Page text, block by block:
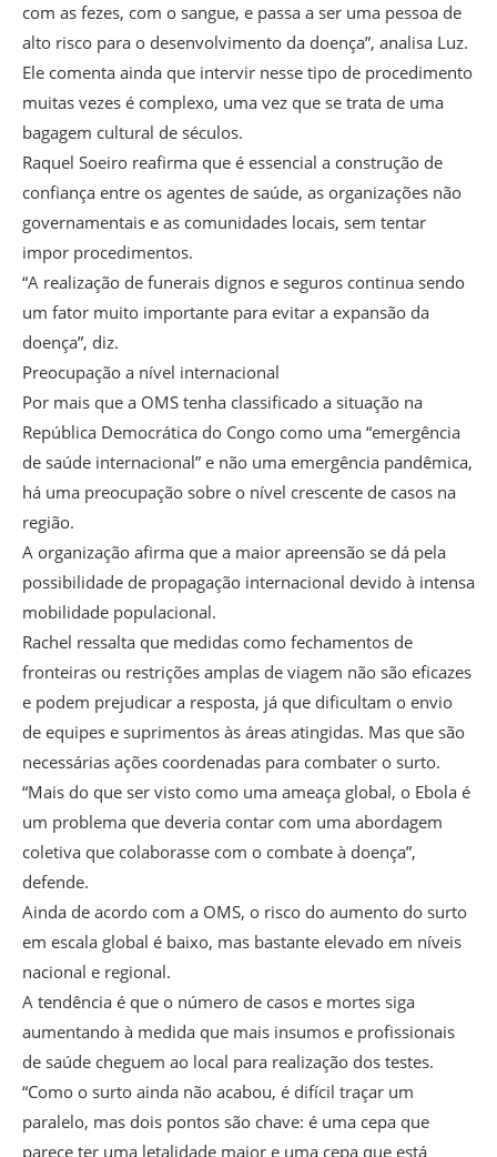
com as fezes, com o sangue, e passa a ser uma pessoa de
alto risco para o desenvolvimento da doença”, analisa Luz.
Ele comenta ainda que intervir nesse tipo de procedimento
muitas vezes é complexo, uma vez que se trata de uma
bagagem cultural de séculos.
Raquel Soeiro reafirma que é essencial a construção de
confiança entre os agentes de saúde, as organizações não
governamentais e as comunidades locais, sem tentar
impor procedimentos.
“A realização de funerais dignos e seguros continua sendo
um fator muito importante para evitar a expansão da
doença”, diz.
Preocupação a nível internacional
Por mais que a OMS tenha classificado a situação na
República Democrática do Congo como uma “emergência
de saúde internacional” e não uma emergência pandêmica,
há uma preocupação sobre o nível crescente de casos na
região.
A organização afirma que a maior apreensão se dá pela
possibilidade de propagação internacional devido à intensa
mobilidade populacional.
Rachel ressalta que medidas como fechamentos de
fronteiras ou restrições amplas de viagem não são eficazes
e podem prejudicar a resposta, já que dificultam o envio
de equipes e suprimentos às áreas atingidas. Mas que são
necessárias ações coordenadas para combater o surto.
“Mais do que ser visto como uma ameaça global, o Ebola é
um problema que deveria contar com uma abordagem
coletiva que colaborasse com o combate à doença”,
defende.
Ainda de acordo com a OMS, o risco do aumento do surto
em escala global é baixo, mas bastante elevado em níveis
nacional e regional.
A tendência é que o número de casos e mortes siga
aumentando à medida que mais insumos e profissionais
de saúde cheguem ao local para realização dos testes.
“Como o surto ainda não acabou, é difícil traçar um
paralelo, mas dois pontos são chave: é uma cepa que
parece ter uma letalidade maior e uma cepa que está